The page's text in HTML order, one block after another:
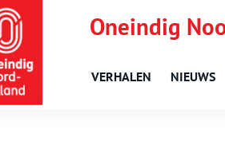
Oneindig
VERHALEN NIEUWS